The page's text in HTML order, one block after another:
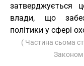
затверджується
влади, що
політики у сфері
( Частина сьома
Законом